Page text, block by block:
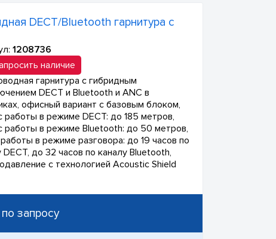
DECT/Bluetooth гарнитура с
1208736
наличие
гарнитура с гибридным
DECT и Bluetooth и ANC в
офисный вариант с базовым блоком,
работы в режиме DECT: до 185 метров,
работы в режиме Bluetooth: до 50 метров,
в режиме разговора: до 19 часов по
DECT, до 32 часов по каналу Bluetooth,
с технологией Acoustic Shield
запросу